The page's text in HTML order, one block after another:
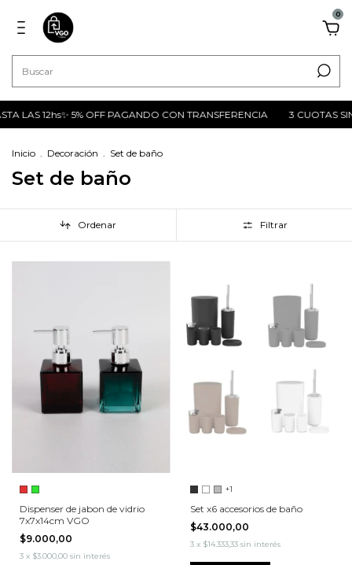
0
12hs✨ 5% OFF PAGANDO CON TRANSFERENCIA 3 CUOTAS SIN
Inicio . Decoración . Set de baño
Set de baño
Ordenar Filtrar
Dispenser de jabon de vidrio
7x7x14cm VGO
$9.000,00
3 x $3.000,00 sin interés
+1
Set x6 accesorios de baño
$43.000,00
3 x $14.333,33 sin interés